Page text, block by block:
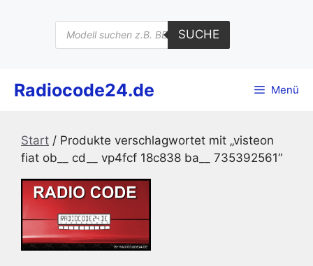
Products
search
SUCHE
Radiocode24.de Menü
Start / Produkte verschlagwortet mit „visteon
fiat ob__ cd__ vp4fcf 18c838 ba__ 735392561“